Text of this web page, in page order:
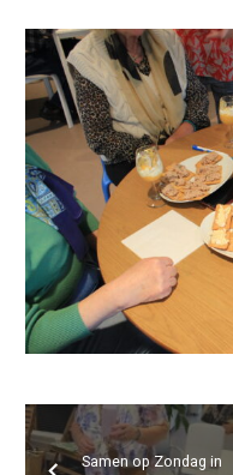
Samen op Zondag in